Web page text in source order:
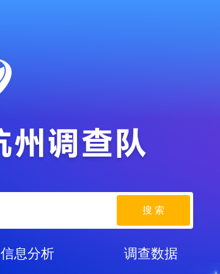
搜 索
信息分析 调查数据